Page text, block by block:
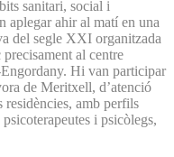
sanitari, social i
aplegar ahir al matí en una
del segle XXI organitzada
al centre
Hi van participar
de Meritxell, d’atenció
residències, amb perfils
i psicòlegs,